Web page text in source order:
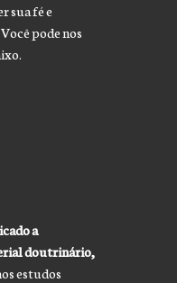
sua fé e
pode nos
a
doutrinário,
estudos